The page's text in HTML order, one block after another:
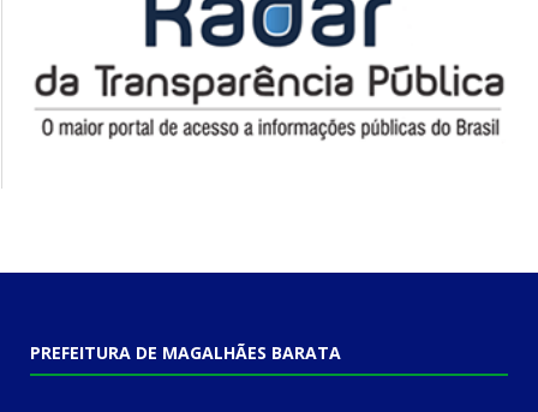
PREFEITURA DE MAGALHÃES BARATA